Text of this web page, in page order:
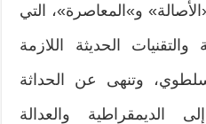
و»المعاصرة»، التي
والتقنيات الحديثة اللازمة
وتنهى عن الحداثة
الديمقراطية والعدالة